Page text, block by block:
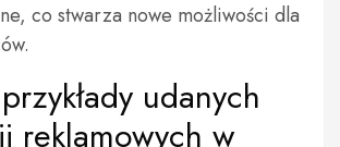
co stwarza nowe możliwości dla
udanych
reklamowych w